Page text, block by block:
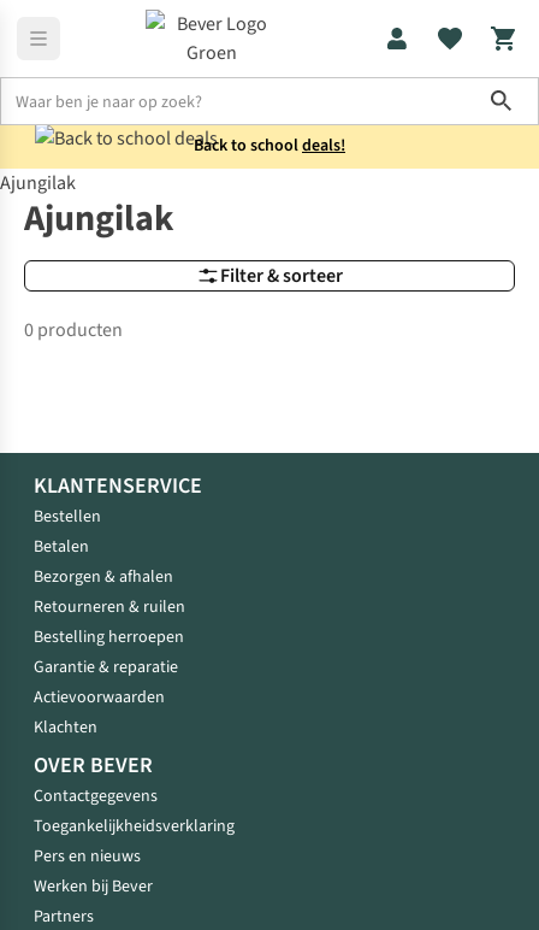
Back to schooldeals!
Merken Ajungilak
Ajungilak
Filter & sorteer
Ajungilak
0 producten
KLANTENSERVICE
Bestellen
Betalen
Bezorgen & afhalen
Retourneren & ruilen
Bestelling herroepen
Garantie & reparatie
Actievoorwaarden
Klachten
OVER BEVER
Contactgegevens
Toegankelijkheidsverklaring
Pers en nieuws
Werken bij Bever
Partners